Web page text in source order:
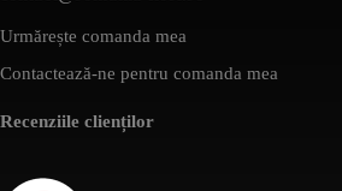
Urmărește comanda mea
Contactează-ne pentru comanda mea
Recenziile clienților